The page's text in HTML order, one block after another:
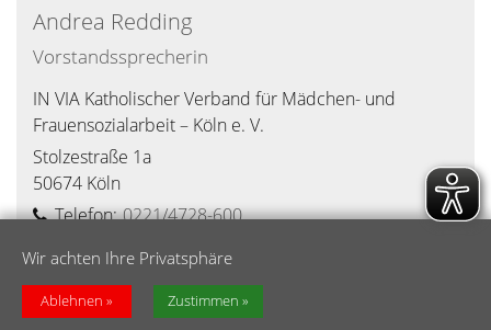
Wir achten Ihre Privatsphäre
Ablehnen Zustimmen
Andrea Redding
Vorstandssprecherin
IN VIA Katholischer Verband für Mädchen- und
Frauensozialarbeit – Köln e. V.
Stolzestraße 1a
50674 Köln
Telefon: 0221/4728-600
www.invia-koeln.de